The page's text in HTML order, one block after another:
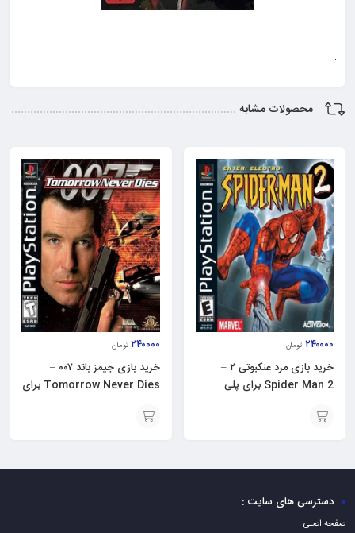
محصولات مشابه
۲۴۰۰۰۰ تومان
خرید بازی مرد عنکبوتی ۲ –
Spider Man 2 برای پلی
۲۴۰۰۰۰ تومان
خرید بازی جیمز باند ۰۰۷ –
Tomorrow Never Dies برای
دسترسی های سایت :
صفحه اصلی